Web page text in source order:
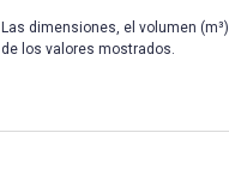
Las dimensiones, el volumen
de los valores mostrados.